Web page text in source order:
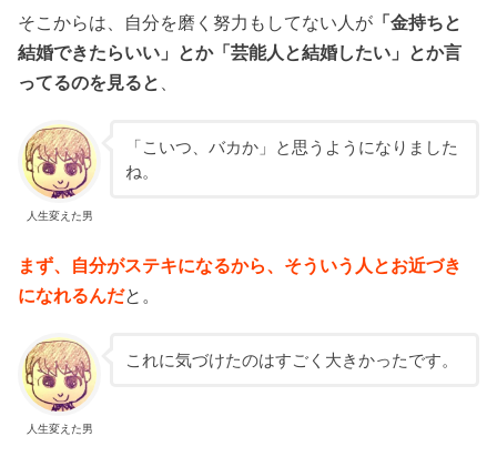
そこからは、自分を磨く努力もしてない人が 「金持ちと
結婚できたらいい」とか「芸能人と結婚したい」とか言
ってるのを見ると
人生変えた男
「こいつ、バカか」と思うようになりました
ね。
まず、自分がステキになるから、そういう人とお近づき
になれるんだと。
人生変えた男
これに気づけたのはすごく大きかったです。